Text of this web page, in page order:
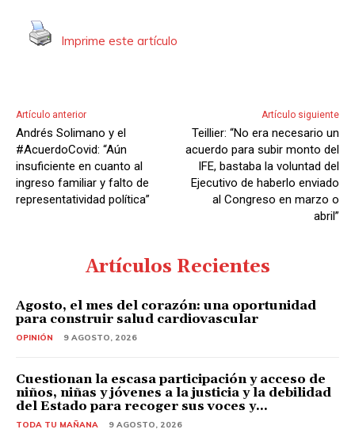
Imprime este artículo
Artículo anterior
Andrés Solimano y el
#AcuerdoCovid: “Aún
insuficiente en cuanto al
ingreso familiar y falto de
representatividad política”
Artículo siguiente
Teillier: “No era necesario un
acuerdo para subir monto del
IFE, bastaba la voluntad del
Ejecutivo de haberlo enviado
al Congreso en marzo o
abril”
Artículos Recientes
Agosto, el mes del corazón: una oportunidad
para construir salud cardiovascular
OPINIÓN 9 AGOSTO, 2026
Cuestionan la escasa participación y acceso de
niños, niñas y jóvenes a la justicia y la debilidad
del Estado para recoger sus voces y...
TODA TU MAÑANA 9 AGOSTO, 2026